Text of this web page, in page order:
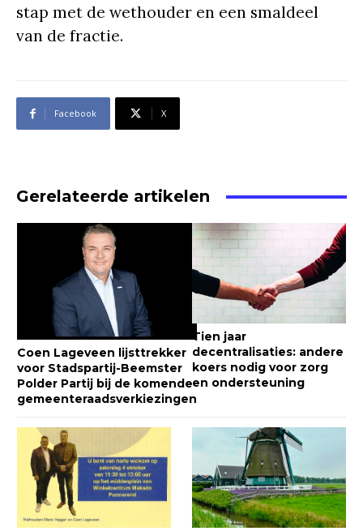
stap met de wethouder en een smaldeel
van de fractie.
Facebook X
Gerelateerde artikelen
Coen Lageveen lijsttrekker
voor Stadspartij-Beemster
Polder Partij bij de komende
gemeenteraadsverkiezingen
Tien jaar
decentralisaties: andere
koers nodig voor zorg
en ondersteuning